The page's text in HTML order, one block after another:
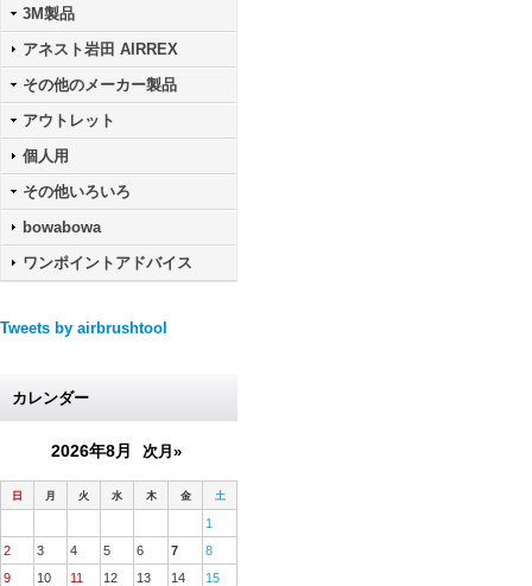
3M製品
アネスト岩田 AIRREX
その他のメーカー製品
アウトレット
個人用
その他いろいろ
bowabowa
ワンポイントアドバイス
Tweets by airbrushtool
カレンダー
2026年8月 次月»
日 月 火 水 木 金 土
1
2
3 4 5 6 7
8
9
10 11 12 13 14
15